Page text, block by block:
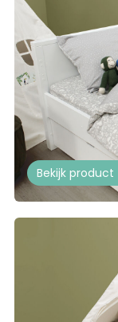
Bekijk product